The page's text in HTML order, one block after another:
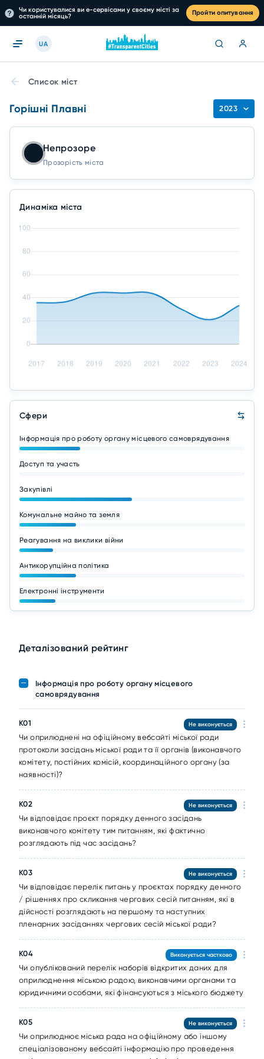
Чи користувалися ви е-сервісами у своєму місті за
останній місяць?
Пройти опитування
UA
Список міст
Горішні Плавні 2023
Непрозоре
Прозорість міста
Динаміка міста
Сфери
Інформація про роботу органу місцевого самоврядування
Доступ та участь
Закупівлі
Комунальне майно та земля
Реагування на виклики війни
Антикорупційна політика
Електронні інструменти
Деталізований рейтинг
Інформація про роботу органу місцевого
самоврядування
K01
Чи оприлюднені на офіційному вебсайті міської ради
протоколи засідань міської ради та її органів (виконавчого
комітету, постійних комісій, координаційного органу (за
наявності)?
Не виконується
K02
Чи відповідає проєкт порядку денного засідань
виконавчого комітету тим питанням, які фактично
розглядають під час засідань?
Не виконується
K03
Чи відповідає перелік питань у проєктах порядку денного
/ рішеннях про скликання чергових сесій питанням, які в
дійсності розглядають на першому та наступних
пленарних засіданнях чергових сесій міської ради?
Не виконується
K04
Чи опублікований перелік наборів відкритих даних для
оприлюднення міською радою, виконавчими органами та
юридичними особами, які фінансуються з міського бюджету
Виконується частково
K05
Чи оприлюднює міська рада на офіційному або іншому
спеціалізованому вебсайті інформацію про проведення
Не виконується